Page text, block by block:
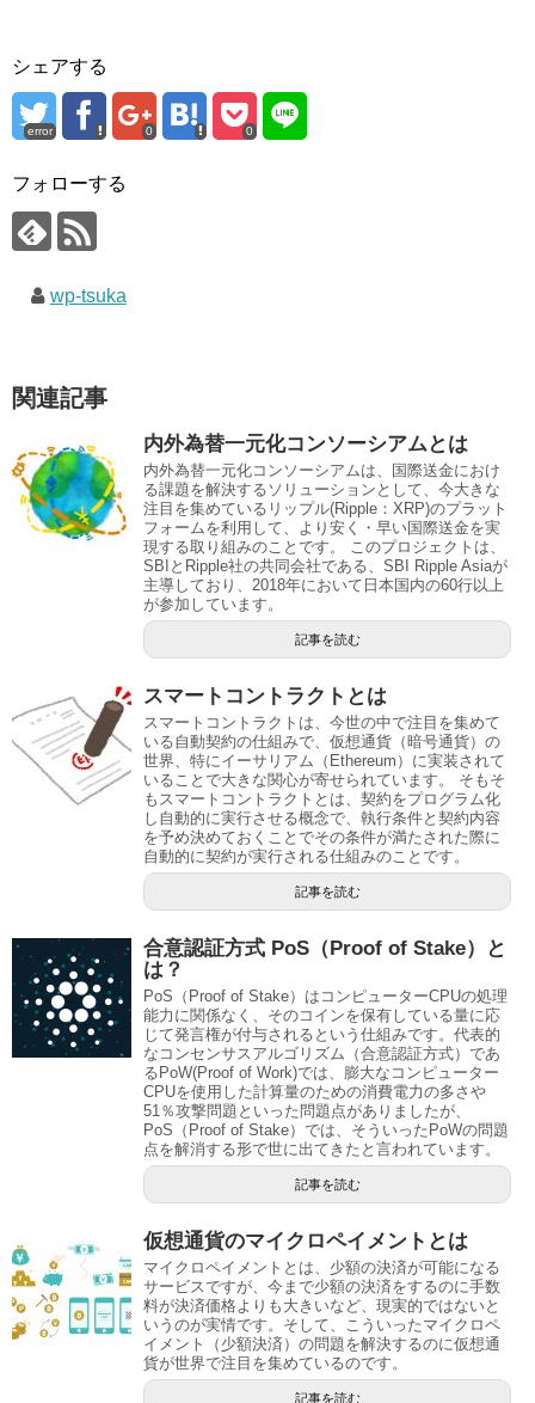
シェアする
error 0 0
フォローする
wp-tsuka
関連記事
内外為替一元化コンソーシアムとは
内外為替一元化コンソーシアムは、国際送金におけ
る課題を解決するソリューションとして、今大きな
注目を集めているリップル(Ripple：XRP)のプラット
フォームを利用して、より安く・早い国際送金を実
現する取り組みのことです。 このプロジェクトは、
SBIとRipple社の共同会社である、SBI Ripple Asiaが
主導しており、2018年において日本国内の60行以上
が参加しています。
記事を読む
スマートコントラクトとは
スマートコントラクトは、今世の中で注目を集めて
いる自動契約の仕組みで、仮想通貨（暗号通貨）の
世界、特にイーサリアム（Ethereum）に実装されて
いることで大きな関心が寄せられています。 そもそ
もスマートコントラクトとは、契約をプログラム化
し自動的に実行させる概念で、執行条件と契約内容
を予め決めておくことでその条件が満たされた際に
自動的に契約が実行される仕組みのことです。
記事を読む
合意認証方式 PoS（Proof of Stake）と
は？
PoS（Proof of Stake）はコンピューターCPUの処理
能力に関係なく、そのコインを保有している量に応
じて発言権が付与されるという仕組みです。代表的
なコンセンサスアルゴリズム（合意認証方式）であ
るPoW(Proof of Work)では、膨大なコンピューター
CPUを使用した計算量のための消費電力の多さや
51％攻撃問題といった問題点がありましたが、
PoS（Proof of Stake）では、そういったPoWの問題
点を解消する形で世に出てきたと言われています。
記事を読む
仮想通貨のマイクロペイメントとは
マイクロペイメントとは、少額の決済が可能になる
サービスですが、今まで少額の決済をするのに手数
料が決済価格よりも大きいなど、現実的ではないと
いうのが実情です。そして、こういったマイクロペ
イメント（少額決済）の問題を解決するのに仮想通
貨が世界で注目を集めているのです。
記事を読む